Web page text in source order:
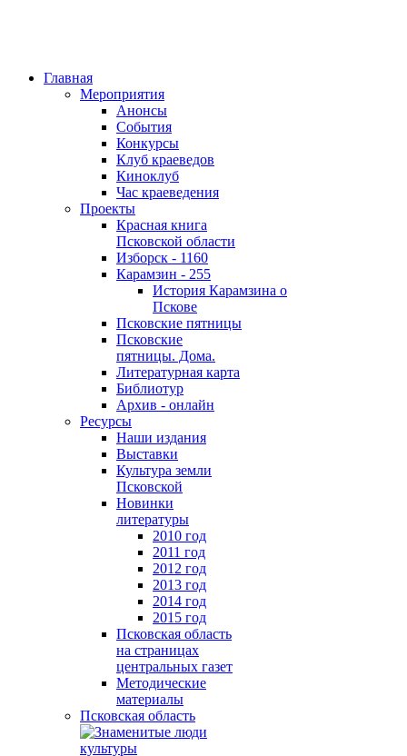
Главная
Мероприятия
Анонсы
События
Конкурсы
Клуб краеведов
Киноклуб
Час краеведения
Проекты
Красная книга
Псковской области
Изборск - 1160
Карамзин - 255
История Карамзина о
Пскове
Псковские пятницы
Псковские
пятницы. Дома.
Литературная карта
Библиотур
Архив - онлайн
Ресурсы
Наши издания
Выставки
Культура земли
Псковской
Новинки
литературы
2010 год
2011 год
2012 год
2013 год
2014 год
2015 год
Псковская область
на страницах
центральных газет
Методические
материалы
Псковская область